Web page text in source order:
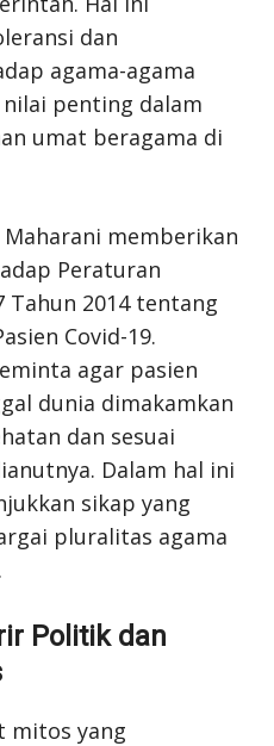
dan
agama-agama
penting dalam
umat beragama di
memberikan
Peraturan
Tahun 2014 tentang
Covid-19.
agar pasien
dunia dimakamkan
dan sesuai
Dalam hal ini
sikap yang
pluralitas agama
Politik dan
mitos yang